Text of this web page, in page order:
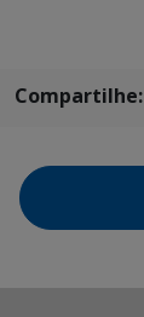
Compartilhe: